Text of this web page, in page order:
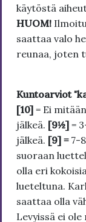
käytöstä
HUOM!
saattaa valo
reunaa, joten
Kuntoarviot
[10] = Ei
jälkeä. [9½] =
jälkeä. [9] = 7-
suoraan
olla eri
lueteltuna.
saattaa olla
Levyissä ei